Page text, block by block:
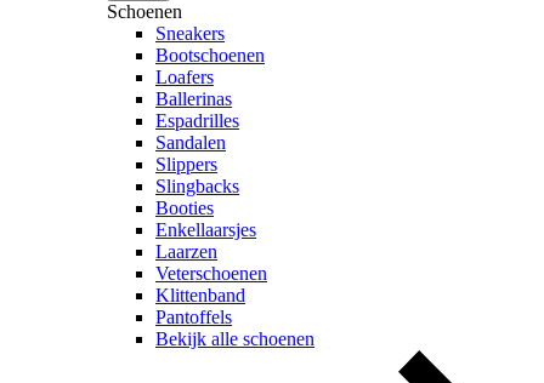
Schoenen
Sneakers
Bootschoenen
Loafers
Ballerinas
Espadrilles
Sandalen
Slippers
Slingbacks
Booties
Enkellaarsjes
Laarzen
Veterschoenen
Klittenband
Pantoffels
Bekijk alle schoenen